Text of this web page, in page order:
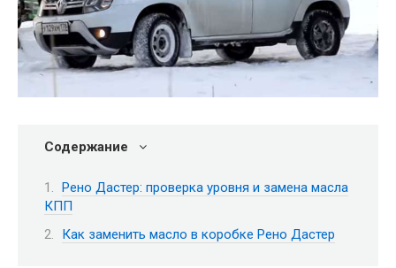
Содержание
Рено Дастер: проверка уровня и замена масла
КПП
Как заменить масло в коробке Рено Дастер